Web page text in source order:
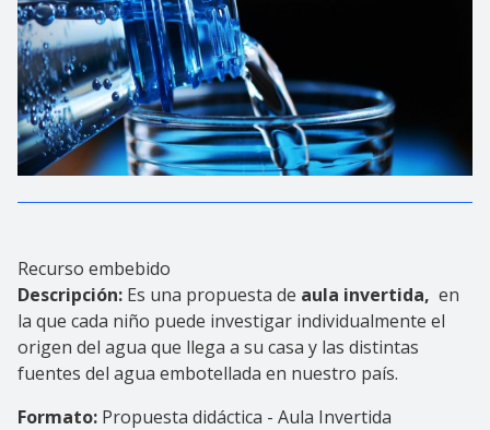
Recurso embebido
Descripción: Es una propuesta de aula invertida, en
la que cada niño puede investigar individualmente el
origen del agua que llega a su casa y las distintas
fuentes del agua embotellada en nuestro país.
Formato: Propuesta didáctica - Aula Invertida